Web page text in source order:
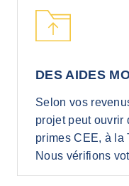
DES AIDES
Selon vos
projet peut ouvrir
primes CEE, à la
Nous vérifions